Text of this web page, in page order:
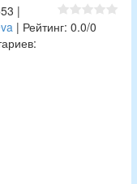
|
| Рейтинг: 0.0/0
: